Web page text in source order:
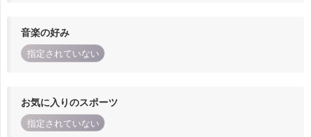
音楽の好み
指定されていない
お気に入りのスポーツ
指定されていない